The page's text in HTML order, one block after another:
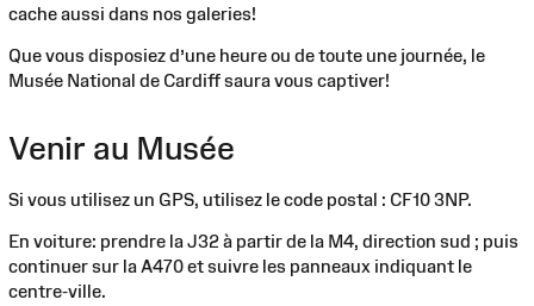
cache aussi dans nos galeries!
Que vous disposiez d’une heure ou de toute une journée, le
Musée National de Cardiff saura vous captiver!
Venir au Musée
Si vous utilisez un GPS, utilisez le code postal : CF10 3NP.
En voiture: prendre la J32 à partir de la M4, direction sud ; puis
continuer sur la A470 et suivre les panneaux indiquant le
centre-ville.